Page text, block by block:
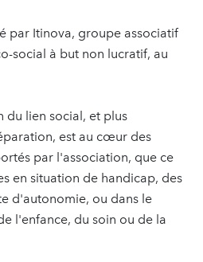
par Itinova, groupe associatif
social à but non lucratif, au
du lien social, et plus
est au cœur des
par l'association, que ce
en situation de handicap, des
d'autonomie, ou dans le
l'enfance, du soin ou de la